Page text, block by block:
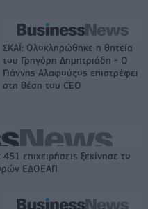
ΣΚΑΪ: Ολοκληρώθηκε η θητεία
του Γρηγόρη Δημητριάδη - Ο
Γιάννης Αλαφούζος επιστρέφει
στη θέση του CEO
επιχειρήσεις ξεκίνησε το
ΕΔΟΕΑΠ